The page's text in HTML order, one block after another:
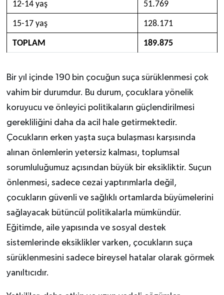
12-14 yaş 51.769
15-17 yaş 128.171
TOPLAM 189.875
Bir yıl içinde 190 bin çocuğun suça sürüklenmesi çok
vahim bir durumdur. Bu durum, çocuklara yönelik
koruyucu ve önleyici politikaların güçlendirilmesi
gerekliliğini daha da acil hale getirmektedir.
Çocukların erken yaşta suça bulaşması karşısında
alınan önlemlerin yetersiz kalması, toplumsal
sorumluluğumuz açısından büyük bir eksikliktir. Suçun
önlenmesi, sadece cezai yaptırımlarla değil,
çocukların güvenli ve sağlıklı ortamlarda büyümelerini
sağlayacak bütüncül politikalarla mümkündür.
Eğitimde, aile yapısında ve sosyal destek
sistemlerinde eksiklikler varken, çocukların suça
sürüklenmesini sadece bireysel hatalar olarak görmek
yanıltıcıdır.